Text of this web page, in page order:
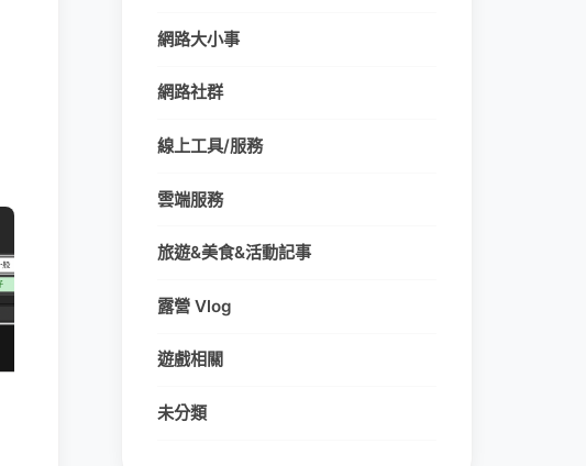
網路大小事
網路社群
線上工具/服務
雲端服務
旅遊&美食&活動記事
露營 Vlog
遊戲相關
未分類